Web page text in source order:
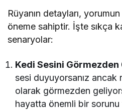
Rüyanın detayları,
öneme sahiptir. İşte sıkça
senaryolar:
Kedi Sesini Görmezden
sesi duyuyorsanız ancak
olarak görmezden
hayatta önemli bir